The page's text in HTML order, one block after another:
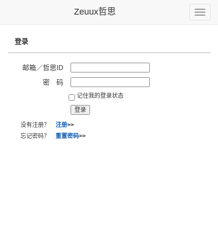
Toggle
Zeuux哲思
登录
邮箱／哲思ID
密 码
记住我的登录状态
没有注册？ 注册>>
忘记密码？ 重置密码>>